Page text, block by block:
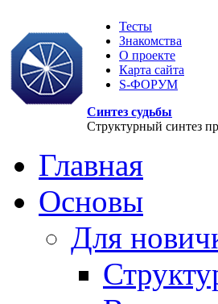
Тесты
Знакомства
О проекте
Карта сайта
S-ФОРУМ
Синтез судьбы
Структурный синтез
Главная
Основы
Для